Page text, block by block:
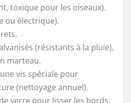
toxique pour les oiseaux).
ou électrique).
(résistants à la pluie).
marteau.
vis spéciale pour
(nettoyage annuel).
verre pour lisser les bords.